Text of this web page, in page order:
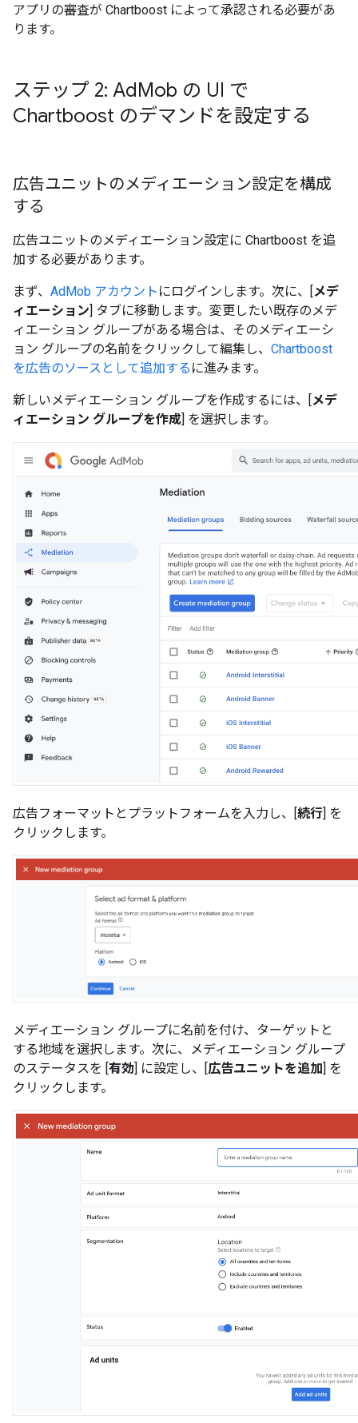
アプリの審査が Chartboost によって承認される必要があ
ります。
ステップ 2: AdMob の UI で
Chartboost のデマンドを設定する
広告ユニットのメディエーション設定を構成
する
広告ユニットのメディエーション設定に Chartboost を追
加する必要があります。
まず、 AdMob アカウント にログインします。次に、[メデ
ィエーション] タブに移動します。変更したい既存のメデ
ィエーション グループがある場合は、そのメディエーシ
ョン グループの名前をクリックして編集し、 Chartboost
を広告のソースとして追加する に進みます。
新しいメディエーション グループを作成するには、[メデ
ィエーション グループを作成] を選択します。
広告フォーマットとプラットフォームを入力し、[続行] を
クリックします。
メディエーション グループに名前を付け、ターゲットと
する地域を選択します。次に、メディエーション グループ
のステータスを [有効] に設定し、[広告ユニットを追加] を
クリックします。